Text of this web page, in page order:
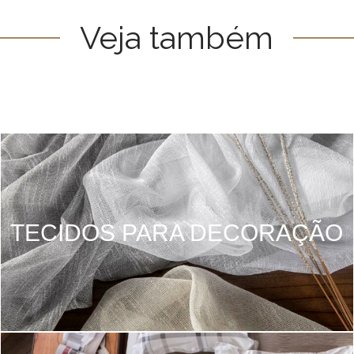
Veja também
TECIDOS PARA DECORAÇÃO